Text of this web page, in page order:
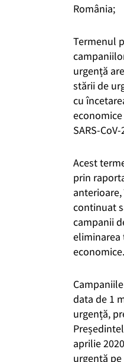
România;
Termenul
urgență
stării de
cu
SARS-CoV-
Acest
prin
continuat
campanii
eliminarea
economice.
data de 1
urgență,
aprilie
urgentă